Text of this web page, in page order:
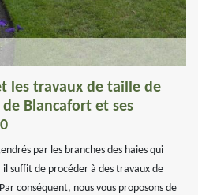
les travaux de taille de
Blancafort et ses
par les branches des haies qui
suffit de procéder à des travaux de
conséquent, nous vous proposons de